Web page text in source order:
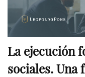
La ejecución
sociales. Una